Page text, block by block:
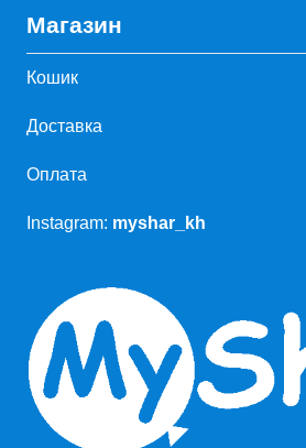
Магазин
Кошик
Доставка
Оплата
Instagram: myshar_kh